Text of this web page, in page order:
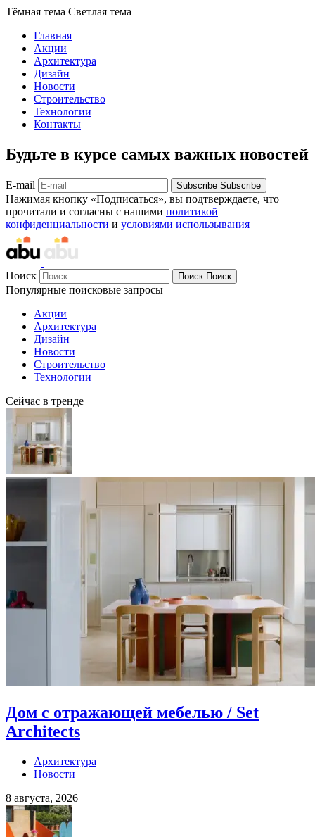
Тёмная тема Светлая тема
Главная
Акции
Архитектура
Дизайн
Новости
Строительство
Технологии
Контакты
Будьте в курсе самых важных новостей
E-mail Subscribe Subscribe
Нажимая кнопку «Подписаться», вы подтверждаете, что
прочитали и согласны с нашими политикой
конфиденциальности и условиями использывания
Поиск Поиск Поиск
Популярные поисковые запросы
Акции
Архитектура
Дизайн
Новости
Строительство
Технологии
Сейчас в тренде
Дом с отражающей мебелью / Set
Architects
Архитектура
Новости
8 августа, 2026